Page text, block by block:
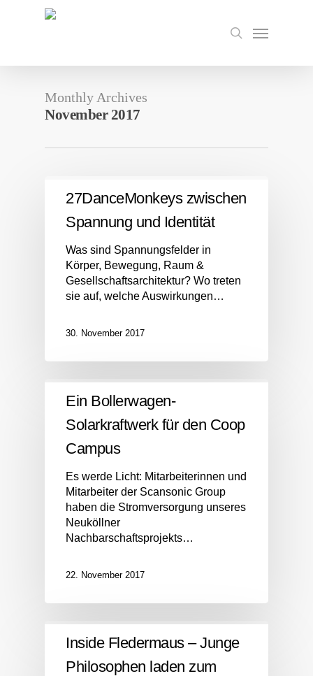
search
Menu
Monthly Archives
November 2017
27DanceMonkeys zwischen
Spannung und Identität
Was sind Spannungsfelder in
Körper, Bewegung, Raum &
Gesellschaftsarchitektur? Wo treten
sie auf, welche Auswirkungen…
30. November 2017
Ein Bollerwagen-
Solarkraftwerk für den Coop
Campus
Es werde Licht: Mitarbeiterinnen und
Mitarbeiter der Scansonic Group
haben die Stromversorgung unseres
Neuköllner
Nachbarschaftsprojekts…
22. November 2017
Inside Fledermaus – Junge
Philosophen laden zum